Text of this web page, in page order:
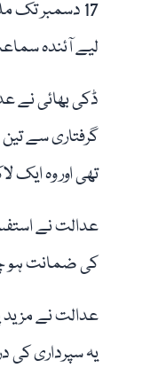
17 دسمبر تک
لیے آئندہ
ڈکی بھائی نے
گرفتاری سے
تھی اور وہ ایک
عدالت نے
کی ضمانت ہو
عدالت نے
یہ سپرداری کی